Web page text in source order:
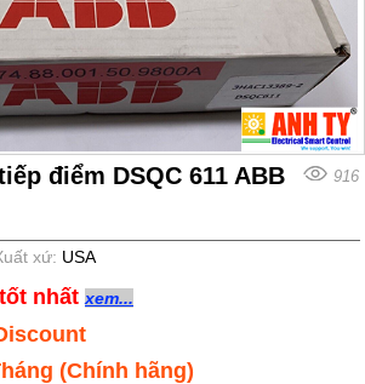
điểm DSQC 611 ABB
916
xứ: USA
nhất xem...
(Chính hãng)